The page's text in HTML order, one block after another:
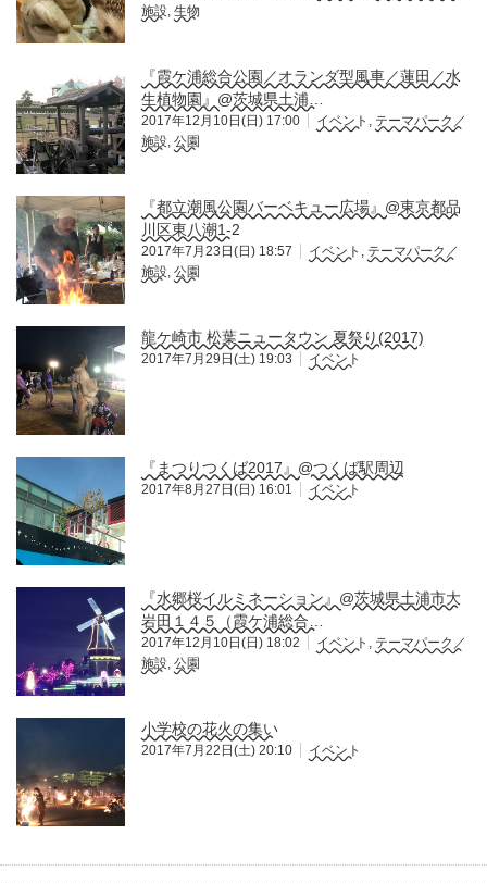
施設 生物
『霞ケ浦総合公園／オランダ型風車／蓮田／水
生植物園』@茨城県土浦…
2017年12月10日(日) 17:00 イベント
テーマパーク／
施設 公園
『都立潮風公園バーベキュー広場』@東京都品
川区東八潮1-2
2017年7月23日(日) 18:57 イベント
テーマパーク／
施設 公園
龍ケ崎市 松葉ニュータウン 夏祭り(2017)
2017年7月29日(土) 19:03 イベント
『まつりつくば2017』@つくば駅周辺
2017年8月27日(日) 16:01 イベント
『水郷桜イルミネーション』@茨城県土浦市大
岩田１４５（霞ケ浦総合…
2017年12月10日(日) 18:02 イベント
テーマパーク／
施設 公園
小学校の花火の集い
2017年7月22日(土) 20:10 イベント